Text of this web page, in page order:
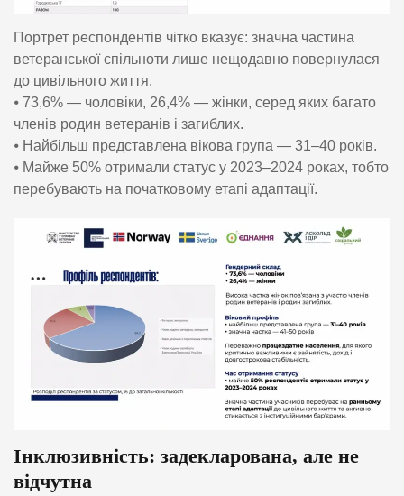
Портрет респондентів чітко вказує: значна частина
ветеранської спільноти лише нещодавно повернулася
до цивільного життя.
⦁ 73,6% — чоловіки, 26,4% — жінки, серед яких багато
членів родин ветеранів і загиблих.
⦁ Найбільш представлена вікова група — 31–40 років.
⦁ Майже 50% отримали статус у 2023–2024 роках, тобто
перебувають на початковому етапі адаптації.
Інклюзивність: задекларована, але не
відчутна